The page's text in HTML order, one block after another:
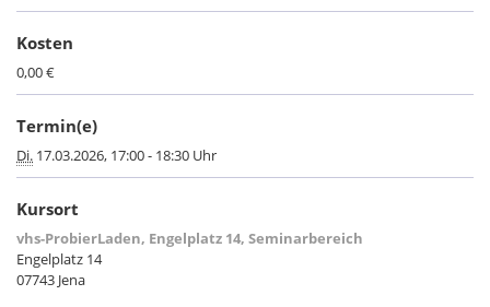
Kosten
0,00 €
Termin(e)
Di. 17.03.2026, 17:00 - 18:30 Uhr
Kursort
vhs-ProbierLaden, Engelplatz 14, Seminarbereich
Engelplatz 14
07743 Jena